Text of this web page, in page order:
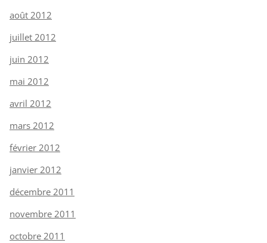
août 2012
juillet 2012
juin 2012
mai 2012
avril 2012
mars 2012
février 2012
janvier 2012
décembre 2011
novembre 2011
octobre 2011